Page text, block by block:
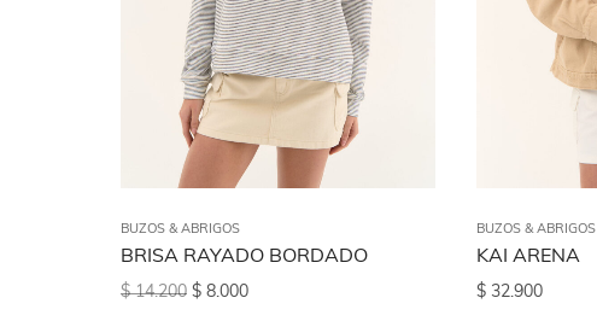
BUZOS & ABRIGOS
BRISA RAYADO BORDADO
$14.200 $ 8.000
BUZOS & ABRIGOS
KAI ARENA
$32.900